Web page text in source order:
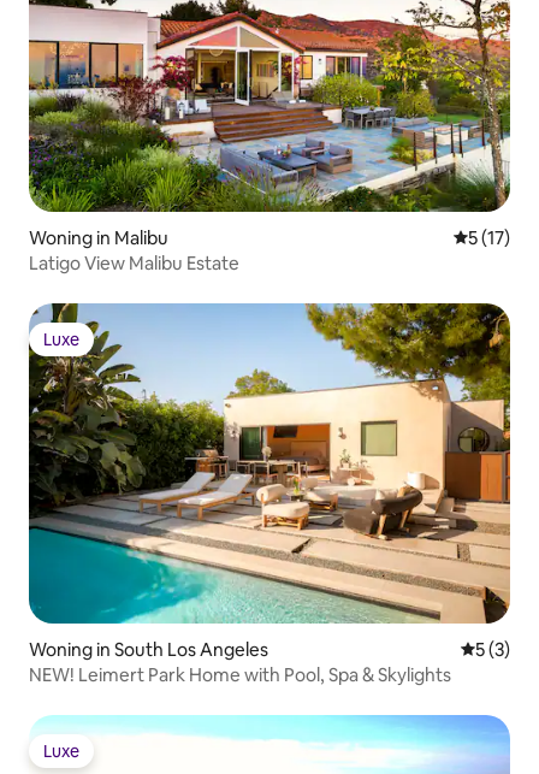
Woning in Malibu
5 (17)
Latigo View Malibu Estate
Luxe
Luxe
Woning in South Los Angeles
5 (3)
NEW! Leimert Park Home with Pool, Spa & Skylights
Luxe
Luxe